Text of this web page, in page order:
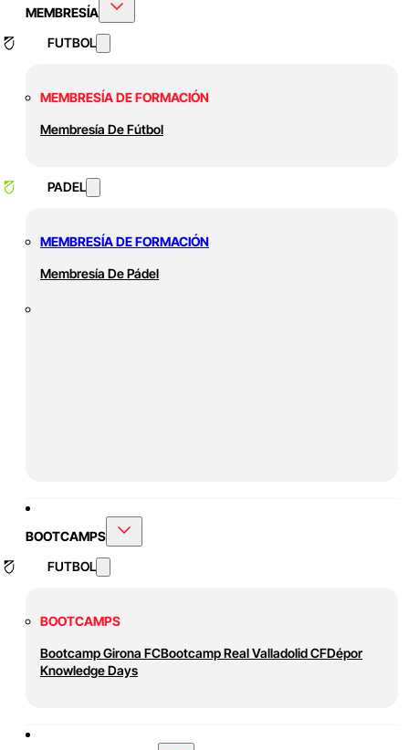
MEMBRESÍA
FUTBOL
MEMBRESÍA DE FORMACIÓN
Membresía De Fútbol
PADEL
MEMBRESÍA DE FORMACIÓN
Membresía De Pádel
BOOTCAMPS
FUTBOL
BOOTCAMPS
Bootcamp Girona FCBootcamp Real Valladolid CFDépor
Knowledge Days